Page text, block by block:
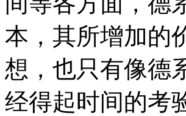
本，其所增加的
想，也只有像德
经得起时间的考